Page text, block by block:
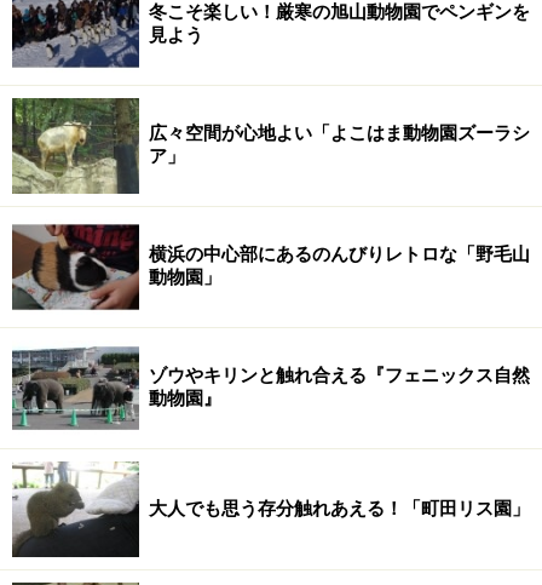
冬こそ楽しい！厳寒の旭山動物園でペンギンを
見よう
広々空間が心地よい「よこはま動物園ズーラシ
ア」
横浜の中心部にあるのんびりレトロな「野毛山
動物園」
ゾウやキリンと触れ合える『フェニックス自然
動物園』
大人でも思う存分触れあえる！「町田リス園」